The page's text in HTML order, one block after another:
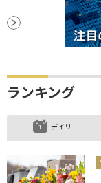
ランキング
デイリー